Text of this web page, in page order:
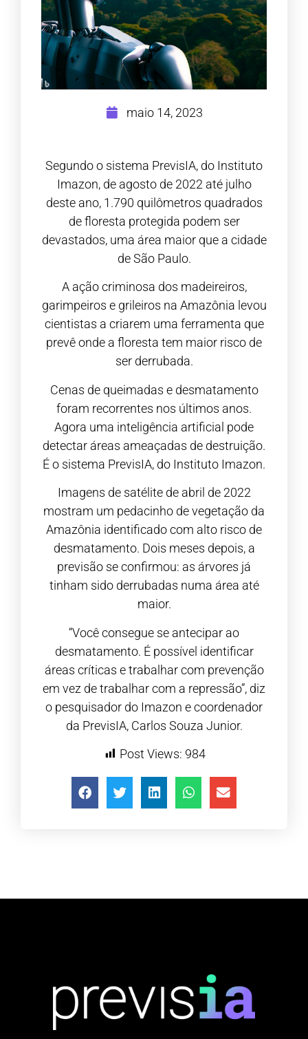
maio 14, 2023
Segundo o sistema PrevisIA, do Instituto
Imazon, de agosto de 2022 até julho
deste ano, 1.790 quilômetros quadrados
de floresta protegida podem ser
devastados, uma área maior que a cidade
de São Paulo.
A ação criminosa dos madeireiros,
garimpeiros e grileiros na Amazônia levou
cientistas a criarem uma ferramenta que
prevê onde a floresta tem maior risco de
ser derrubada.
Cenas de queimadas e desmatamento
foram recorrentes nos últimos anos.
Agora uma inteligência artificial pode
detectar áreas ameaçadas de destruição.
É o sistema PrevisIA, do Instituto Imazon.
Imagens de satélite de abril de 2022
mostram um pedacinho de vegetação da
Amazônia identificado com alto risco de
desmatamento. Dois meses depois, a
previsão se confirmou: as árvores já
tinham sido derrubadas numa área até
maior.
“Você consegue se antecipar ao
desmatamento. É possível identificar
áreas críticas e trabalhar com prevenção
em vez de trabalhar com a repressão”, diz
o pesquisador do Imazon e coordenador
da PrevisIA, Carlos Souza Junior.
Post Views: 984